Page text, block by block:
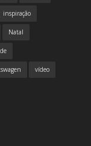
inspiração
Natal
vídeo